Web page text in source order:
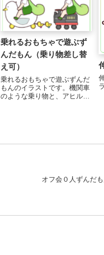
乗れるおもちゃで遊ぶず
んだもん（乗り物差し替
え可）
乗れるおもちゃで遊ぶずんだ
もんのイラストです。機関車
のような乗り物と、アヒルと
オフ会０人ずんだ